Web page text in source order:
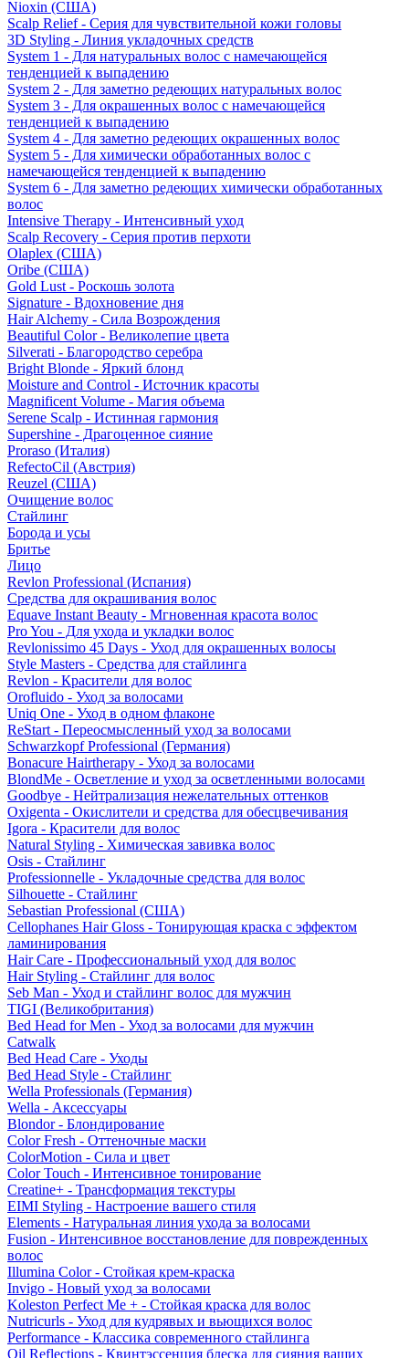
Nioxin (США)
Scalp Relief - Серия для чувствительной кожи головы
3D Styling - Линия укладочных средств
System 1 - Для натуральных волос с намечающейся
тенденцией к выпадению
System 2 - Для заметно редеющих натуральных волос
System 3 - Для окрашенных волос с намечающейся
тенденцией к выпадению
System 4 - Для заметно редеющих окрашенных волос
System 5 - Для химически обработанных волос с
намечающейся тенденцией к выпадению
System 6 - Для заметно редеющих химически обработанных
волос
Intensive Therapy - Интенсивный уход
Scalp Recovery - Серия против перхоти
Olaplex (США)
Oribe (США)
Gold Lust - Роскошь золота
Signature - Вдохновение дня
Hair Alchemy - Сила Возрождения
Beautiful Color - Великолепие цвета
Silverati - Благородство серебра
Bright Blonde - Яркий блонд
Moisture and Control - Источник красоты
Magnificent Volume - Магия объема
Serene Scalp - Истинная гармония
Supershine - Драгоценное сияние
Proraso (Италия)
RefectoCil (Австрия)
Reuzel (США)
Очищение волос
Стайлинг
Борода и усы
Бритье
Лицо
Revlon Professional (Испания)
Средства для окрашивания волос
Equave Instant Beauty - Мгновенная красота волос
Pro You - Для ухода и укладки волос
Revlonissimo 45 Days - Уход для окрашенных волосы
Style Masters - Средства для стайлинга
Revlon - Красители для волос
Orofluido - Уход за волосами
Uniq One - Уход в одном флаконе
ReStart - Переосмысленный уход за волосами
Schwarzkopf Professional (Германия)
Bonacure Hairtherapy - Уход за волосами
BlondMe - Осветление и уход за осветленными волосами
Goodbye - Нейтрализация нежелательных оттенков
Oxigenta - Окислители и средства для обесцвечивания
Igora - Красители для волос
Natural Styling - Химическая завивка волос
Osis - Стайлинг
Professionnelle - Укладочные средства для волос
Silhouette - Стайлинг
Sebastian Professional (США)
Cellophanes Hair Gloss - Тонирующая краска с эффектом
ламинирования
Hair Care - Профессиональный уход для волос
Hair Styling - Стайлинг для волос
Seb Man - Уход и стайлинг волос для мужчин
TIGI (Великобритания)
Bed Head for Men - Уход за волосами для мужчин
Catwalk
Bed Head Care - Уходы
Bed Head Style - Стайлинг
Wella Professionals (Германия)
Wella - Аксессуары
Blondor - Блондирование
Color Fresh - Оттеночные маски
ColorMotion - Сила и цвет
Color Touch - Интенсивное тонирование
Creatine+ - Трансформация текстуры
EIMI Styling - Настроение вашего стиля
Elements - Натуральная линия ухода за волосами
Fusion - Интенсивное восстановление для поврежденных
волос
Illumina Color - Стойкая крем-краска
Invigo - Новый уход за волосами
Koleston Perfect Me + - Стойкая краска для волос
Nutricurls - Уход для кудрявых и вьющихся волос
Performance - Классика современного стайлинга
Oil Reflections - Квинтэссенция блеска для сияния ваших